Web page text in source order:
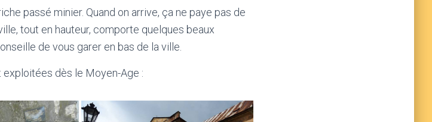
passé minier. Quand on arrive, ça ne paye pas de
tout en hauteur, comporte quelques beaux
de vous garer en bas de la ville.
exploitées dès le Moyen-Age :